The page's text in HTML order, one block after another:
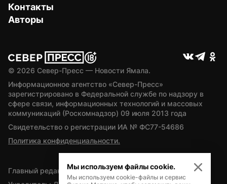
Контакты
Авторы
© 2026 Север-Пресс — Новости Ямала.
Информационное агентство «Север-Пресс»
зарегистрировано в Федеральной службе по надзору в
сфере связи, информационных технологий и массовых
коммуникаций (Роскомнадзор) 09 июля 2013 года
Свидетельство о регистрации ИА № ФС77-54686
Политика конфиденциальности.
Главный редактор — А.Л. Поздеев
Мы используем файлы cookie.
Мы используем cookie-файлы и сервис